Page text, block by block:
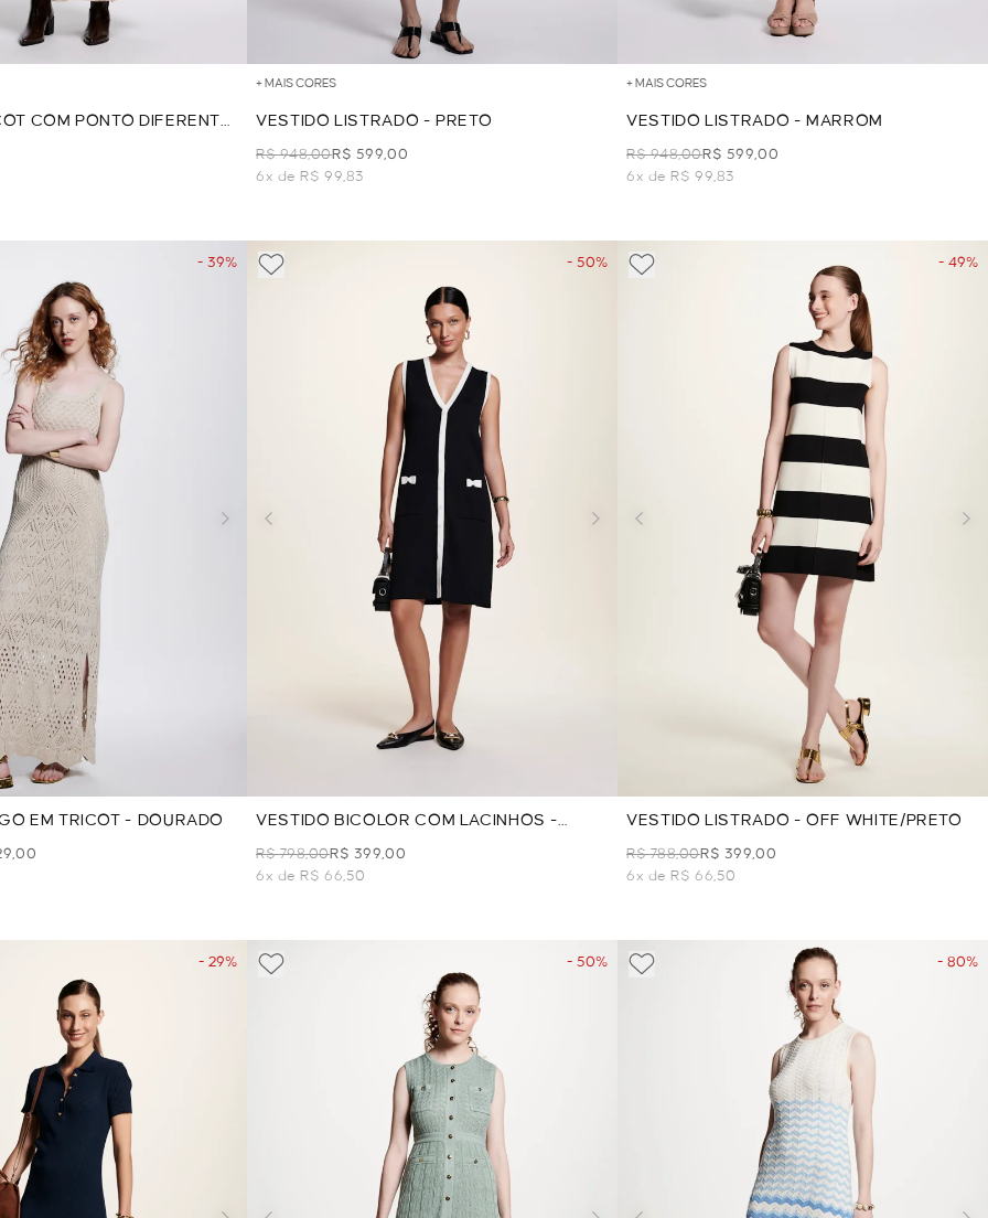
COM PONTO DIFERENTE
+ MAIS CORES
VESTIDO LISTRADO - PRETO
R$ 948,00R$ 599,00
6x de R$ 99,83
+ MAIS CORES
VESTIDO LISTRADO - MARROM
R$ 948,00R$ 599,00
6x de R$ 99,83
- 39%
EM TRICOT - DOURADO
- 50%
VESTIDO BICOLOR COM LACINHOS -
PRETO
R$ 798,00R$ 399,00
6x de R$ 66,50
- 49%
VESTIDO LISTRADO - OFF WHITE/PRETO
R$ 788,00R$ 399,00
6x de R$ 66,50
- 29% - 50% - 80%